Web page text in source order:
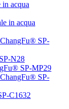
acqua
in acqua
SP-
N28
SP-MP29
SP-
C1632